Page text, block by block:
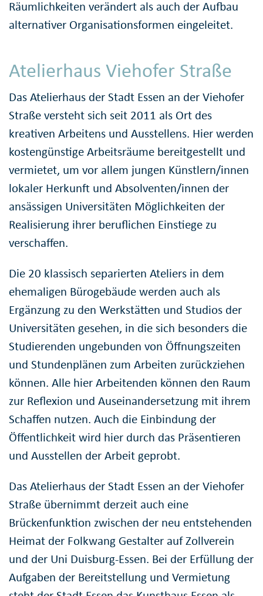
Räumlichkeiten verändert als auch der Aufbau
alternativer Organisationsformen eingeleitet.
Atelierhaus Viehofer Straße
Das Atelierhaus der Stadt Essen an der Viehofer
Straße versteht sich seit 2011 als Ort des
kreativen Arbeitens und Ausstellens. Hier werden
kostengünstige Arbeitsräume bereitgestellt und
vermietet, um vor allem jungen Künstlern/innen
lokaler Herkunft und Absolventen/innen der
ansässigen Universitäten Möglichkeiten der
Realisierung ihrer beruflichen Einstiege zu
verschaffen.
Die 20 klassisch separierten Ateliers in dem
ehemaligen Bürogebäude werden auch als
Ergänzung zu den Werkstätten und Studios der
Universitäten gesehen, in die sich besonders die
Studierenden ungebunden von Öffnungszeiten
und Stundenplänen zum Arbeiten zurückziehen
können. Alle hier Arbeitenden können den Raum
zur Reflexion und Auseinandersetzung mit ihrem
Schaffen nutzen. Auch die Einbindung der
Öffentlichkeit wird hier durch das Präsentieren
und Ausstellen der Arbeit geprobt.
Das Atelierhaus der Stadt Essen an der Viehofer
Straße übernimmt derzeit auch eine
Brückenfunktion zwischen der neu entstehenden
Heimat der Folkwang Gestalter auf Zollverein
und der Uni Duisburg-Essen. Bei der Erfüllung der
Aufgaben der Bereitstellung und Vermietung